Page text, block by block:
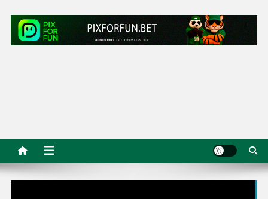
Inside Money